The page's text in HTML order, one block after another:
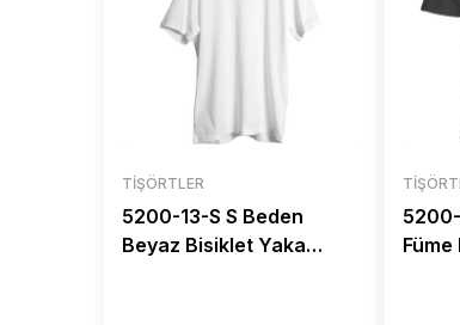
TIŞÖRTLER
5200-13-S S Beden
Beyaz Bisiklet Yaka